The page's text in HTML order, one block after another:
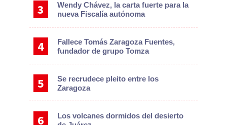
Wendy Chávez, la carta fuerte para la
nueva Fiscalía autónoma
Fallece Tomás Zaragoza Fuentes,
fundador de grupo Tomza
Se recrudece pleito entre los
Zaragoza
Los volcanes dormidos del desierto